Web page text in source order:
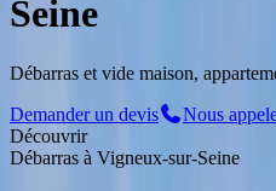
Seine
Débarras et vide maison,
Demander un devis
Nous
Découvrir
Débarras à Vigneux-sur-Seine